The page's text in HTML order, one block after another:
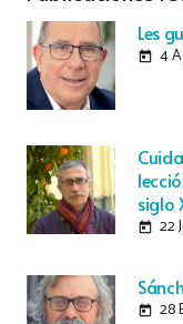
Les
today 4
siglo
today 22
today 28